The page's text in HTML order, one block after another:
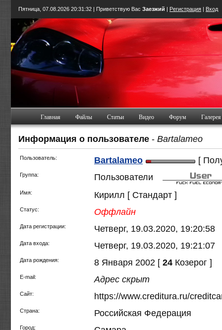
Пятница, 07.08.2026 20:31:32 | Приветствую Вас Заезжий | Регистрация | Вход
Главная Файлы Статьи Видео Форум Галерея
Информация о пользователе - Bartalameo
Пользователь: Bartalameo [
Группа: Пользователи
Имя: Кирилл [ Стандарт ]
Статус: Оффлайн
Дата регистрации: Четверг, 19.03.2020, 19:20:58
Дата входа: Четверг, 19.03.2020, 19:21:07
Дата рождения: 8 Января 2002 [ 24 Козерог ]
E-mail: Адрес скрыт
Сайт: https://www.creditura.ru/
Страна: Российская Федерация
Город: